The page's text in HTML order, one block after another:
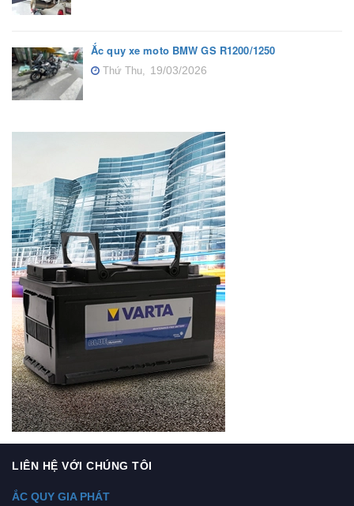
Ắc quy xe moto BMW GS R1200/1250
Thứ Thu, 19/03/2026
LIÊN HỆ VỚI CHÚNG TÔI
ẮC QUY GIA PHÁT